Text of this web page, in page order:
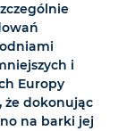
i
Europy
że dokonując
na barki jej